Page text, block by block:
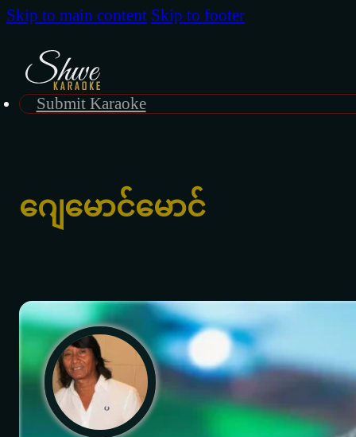
Skip to main content Skip to footer
Submit Karaoke
ဂျေမောင်မောင်